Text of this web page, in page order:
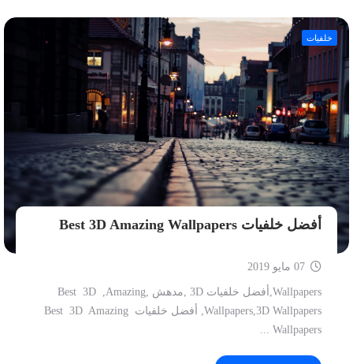
خلفيات
أفضل خلفيات Best 3D Amazing Wallpapers
Wallpapers,أفضل خلفيات 3D ,مدهش ,Best 3D ,Amazing
Wallpapers,3D Wallpapers, أفضل خلفيات Best 3D Amazing
Wallpapers ...